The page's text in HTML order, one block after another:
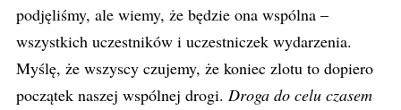
podjęliśmy, ale wiemy, że będzie ona wspólna –
wszystkich uczestników i uczestniczek wydarzenia.
Myślę, że wszyscy czujemy, że koniec zlotu to dopiero
początek naszej wspólnej drogi. Droga do celu czasem